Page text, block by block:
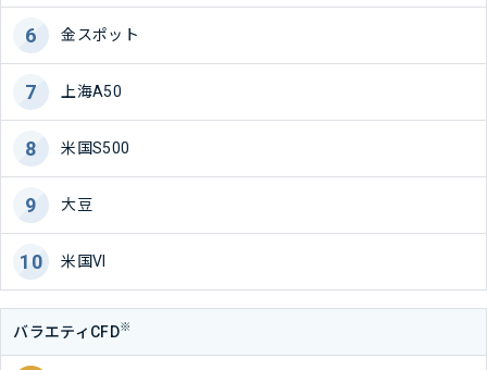
金スポット
上海A50
米国S500
大豆
米国VI
バラエティCFD※